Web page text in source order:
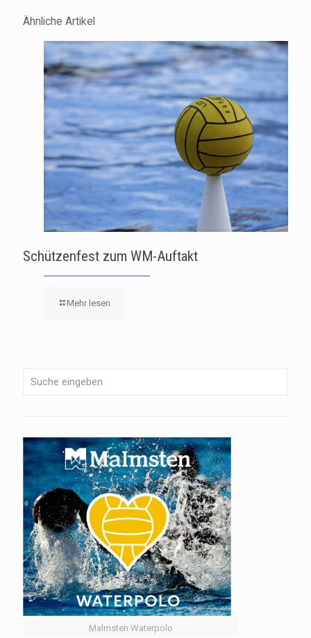
Ähnliche Artikel
Schützenfest zum WM-Auftakt
Mehr lesen
Malmsten Waterpolo